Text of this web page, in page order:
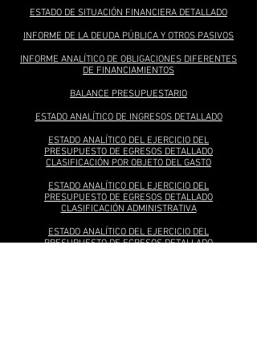
ESTADO DE SITUACIÓN FINANCIERA DETALLADO
INFORME DE LA DEUDA PÚBLICA Y OTROS PASIVOS
INFORME ANALÍTICO DE OBLIGACIONES DIFERENTES
DE FINANCIAMIENTOS
BALANCE PRESUPUESTARIO
ESTADO ANALÍTICO DE INGRESOS DETALLADO
ESTADO ANALÍTICO DEL EJERCICIO DEL
PRESUPUESTO DE EGRESOS DETALLADO
CLASIFICACIÓN POR OBJETO DEL GASTO
ESTADO ANALÍTICO DEL EJERCICIO DEL
PRESUPUESTO DE EGRESOS DETALLADO
CLASIFICACIÓN ADMINISTRATIVA
ESTADO ANALÍTICO DEL EJERCICIO DEL
PRESUPUESTO DE EGRESOS DETALLADO